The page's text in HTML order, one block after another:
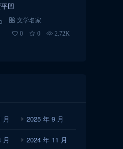
凹
文学名家
0 0
2.72K
月 2025 年 9 月
月 2024 年 11 月